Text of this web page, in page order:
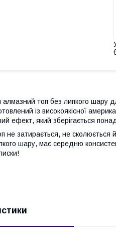
алмазний топ без липкого шару
із високоякісної
ефект, який зберігається
не затирається, не сколюється
шару, має середню